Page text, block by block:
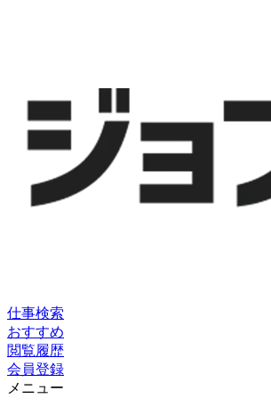
仕事検索
おすすめ
閲覧履歴
会員登録
メニュー